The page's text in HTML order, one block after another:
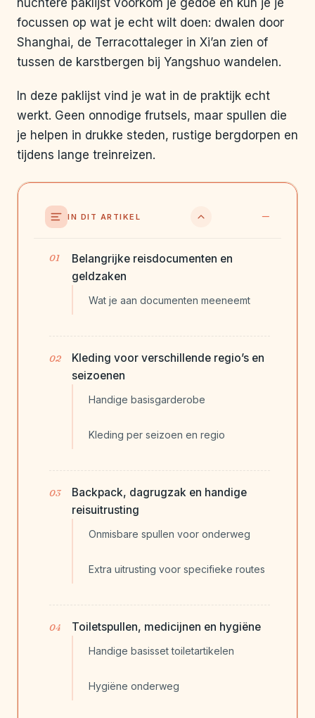
nuchtere paklijst voorkom je gedoe en kun je je
focussen op wat je echt wilt doen: dwalen door
Shanghai, de Terracottaleger in Xi’an zien of
tussen de karstbergen bij Yangshuo wandelen.
In deze paklijst vind je wat in de praktijk echt
werkt. Geen onnodige frutsels, maar spullen die
je helpen in drukke steden, rustige bergdorpen en
tijdens lange treinreizen.
IN DIT ARTIKEL
Belangrijke reisdocumenten en
geldzaken
Wat je aan documenten meeneemt
Kleding voor verschillende regio’s en
seizoenen
Handige basisgarderobe
Kleding per seizoen en regio
Backpack, dagrugzak en handige
reisuitrusting
Onmisbare spullen voor onderweg
Extra uitrusting voor specifieke routes
Toiletspullen, medicijnen en hygiëne
Handige basisset toiletartikelen
Hygiëne onderweg